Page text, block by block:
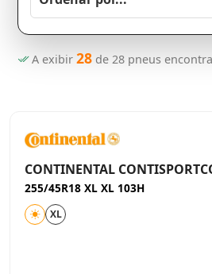
A exibir 28 de 28 pneus
CONTINENTAL
255/45R18 XL XL 103H
XL